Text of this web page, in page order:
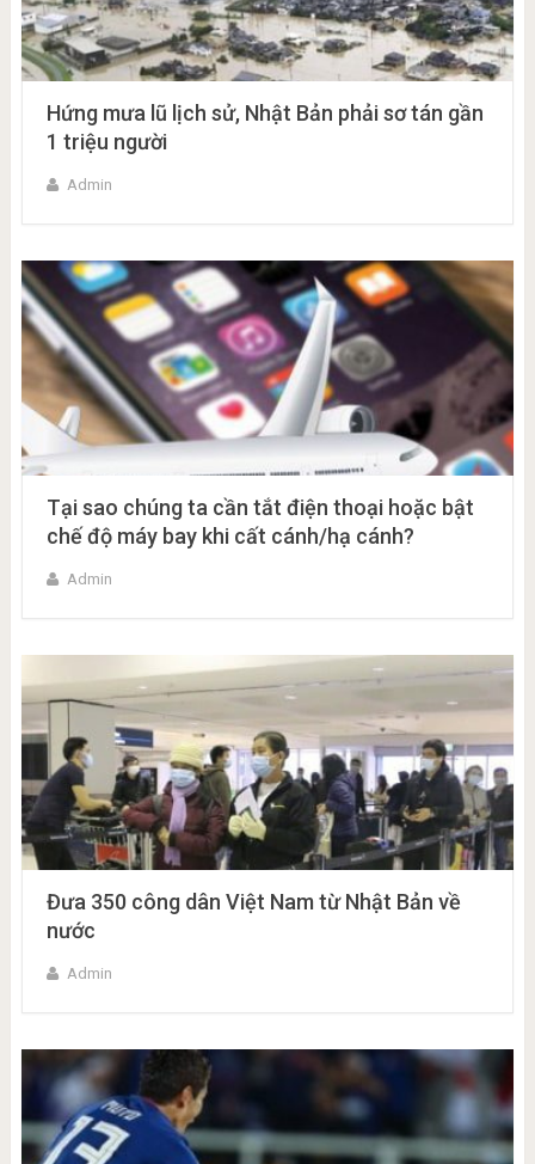
Hứng mưa lũ lịch sử, Nhật Bản phải sơ tán gần
1 triệu người
Admin
Tại sao chúng ta cần tắt điện thoại hoặc bật
chế độ máy bay khi cất cánh/hạ cánh?
Admin
Đưa 350 công dân Việt Nam từ Nhật Bản về
nước
Admin